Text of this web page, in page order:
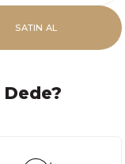
SATIN AL